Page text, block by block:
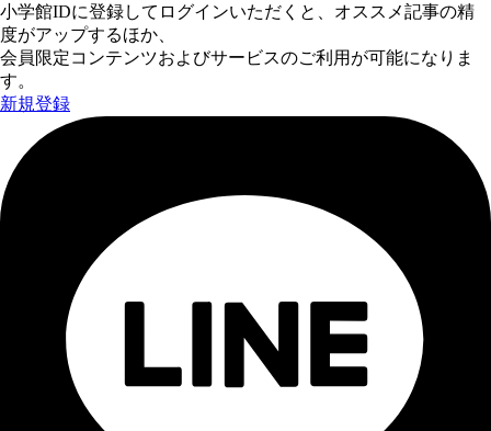
小学館IDに登録してログインいただくと、オススメ記事の精
度がアップするほか、
会員限定コンテンツおよびサービスのご利用が可能になりま
す。
新規登録